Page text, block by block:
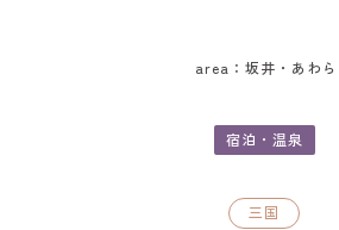
area：坂井・あわら
宿泊・温泉
三国